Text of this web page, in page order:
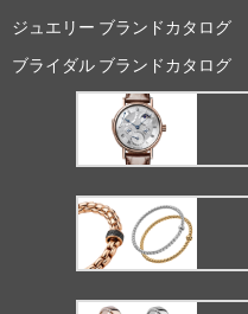
ジュエリー ブランドカタログ
ブライダル ブランドカタログ